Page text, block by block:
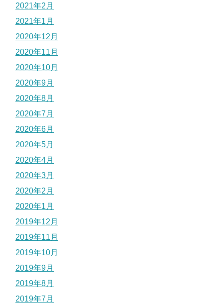
2021年2月
2021年1月
2020年12月
2020年11月
2020年10月
2020年9月
2020年8月
2020年7月
2020年6月
2020年5月
2020年4月
2020年3月
2020年2月
2020年1月
2019年12月
2019年11月
2019年10月
2019年9月
2019年8月
2019年7月